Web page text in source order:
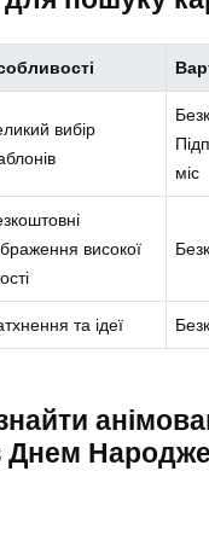
вибір
міс
високої
та ідеї
Днем